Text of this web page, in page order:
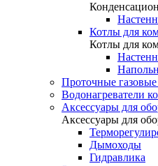
Котлы для
Котлы для
Проточные
Водонагреватели
Аксессуары для
Аксессуары для
Дымоходы
Гидравлика